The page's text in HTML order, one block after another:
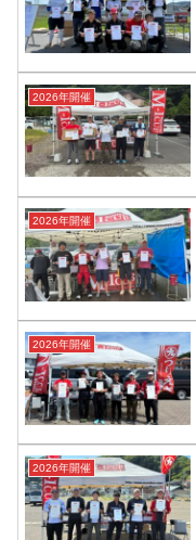
2026年開催
2026年開催
2026年開催
2026年開催